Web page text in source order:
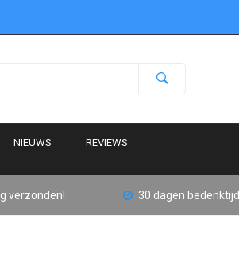
NIEUWS REVIEWS
verzonden! 30 dagen bedenktijd